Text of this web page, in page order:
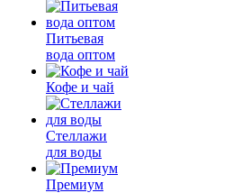
Питьевая
вода оптом
Кофе и чай
Стеллажи
для воды
Премиум